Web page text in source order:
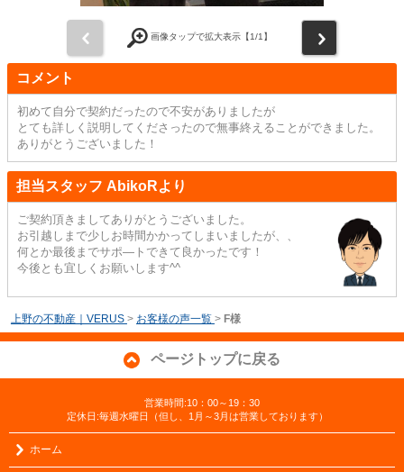
画像タップで拡大表示【1/1】
コメント
初めて自分で契約だったので不安がありましたが
とても詳しく説明してくださったので無事終えることができました。
ありがとうございました！
担当スタッフ AbikoRより
ご契約頂きましてありがとうございました。
お引越しまで少しお時間かかってしまいましたが、、
何とか最後までサポ―トできて良かったです！
今後とも宜しくお願いします^^
上野の不動産｜VERUS > お客様の声一覧 > F様
ページトップに戻る
営業時間:10：00～19：30
定休日:毎週水曜日（但し、1月～3月は営業しております）
ホーム